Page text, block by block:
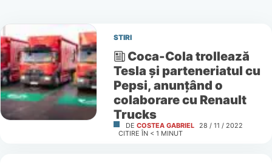
STIRI
Coca-Cola trollează
Tesla şi parteneriatul cu
Pepsi, anunţând o
colaborare cu Renault
Trucks
DE COSTEA GABRIEL 28 / 11 / 2022
CITIRE ÎN < 1 MINUT